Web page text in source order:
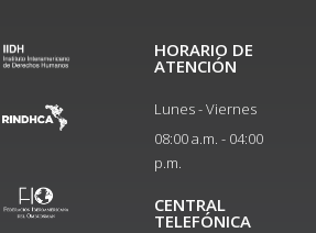
HORARIO DE
ATENCIÓN
Lunes - Viernes
08:00 a.m. - 04:00
p.m.
CENTRAL
TELEFÓNICA